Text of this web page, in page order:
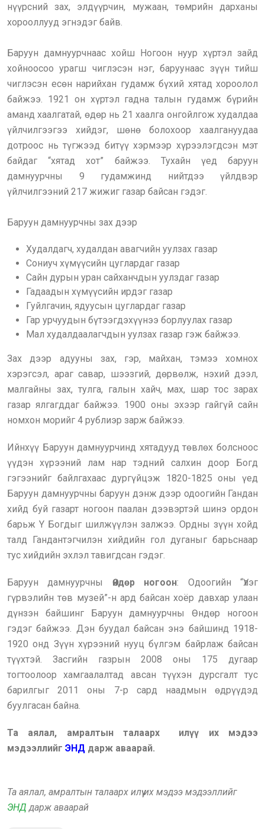
нүүрсний зах, элдүүрчин, мужаан, төмрийн дарханы
хорооллууд эгнэдэг байв.
Баруун дамнуурчнаас хойш Ногоон нуур хүртэл зайд
хойноосоо урагш чиглэсэн нэг, баруунаас зүүн тийш
чиглэсэн есөн нарийхан гудамж бүхий хятад хороолол
байжээ. 1921 он хүртэл гадна талын гудамж бүрийн
аманд хаалгатай, өдөр нь 21 хаалга онгойлгож худалдаа
үйлчилгээгээ хийдэг, шөнө болохоор хаалгануудаа
дотроос нь түгжээд битүү хэрмээр хүрээлэгдсэн мэт
байдаг “хятад хот” байжээ. Тухайн үед баруун
дамнуурчны 9 гудамжинд нийтдээ үйлдвэр
үйлчилгээний 217 жижиг газар байсан гэдэг.
Баруун дамнуурчны зах дээр
Худалдагч, худалдан авагчийн уулзах газар
Сониуч хүмүүсийн цуглардаг газар
Сайн дурын уран сайханчдын уулздаг газар
Гадаадын хүмүүсийн ирдэг газар
Гуйлгачин, ядуусын цуглардаг газар
Гар урчуудын бүтээгдэхүүнээ борлуулах газар
Мал худалдаалагчдын уулзах газар гэж байжээ.
Зах дээр адууны зах, гэр, майхан, тэмээ хомнох
хэрэгсэл, араг савар, шээзгий, дөрвөлж, нэхий дээл,
малгайны зах, тулга, галын хайч, мах, шар тос зарах
газар ялгагддаг байжээ. 1900 оны эхээр гайгүй сайн
номхон морийг 4 рублиэр зарж байжээ.
Ийнхүү Баруун дамнуурчинд хятадууд төвлөх болсноос
үүдэн хүрээний лам нар тэдний салхин доор Богд
гэгээнийг байлгахаас дургүйцэж 1820-1825 оны үед
Баруун дамнуурчны баруун дэнж дээр одоогийн Гандан
хийд буй газарт ногоон паалан дээвэртэй шинэ ордон
барьж Y Богдыг шилжүүлэн залжээ. Ордны зүүн хойд
талд Гандантэгчилэн хийдийн гол дуганыг барьснаар
тус хийдийн эхлэл тавигдсан гэдэг.
Баруун дамнуурчны Өндөр ногоон: Одоогийн “Үлэг
гүрвэлийн төв музей”-н ард байсан хоёр давхар улаан
дүнзэн байшинг Баруун дамнуурчны Өндөр ногоон
гэдэг байжээ. Дэн буудал байсан энэ байшинд 1918-
1920 онд Зүүн хүрээний нууц бүлгэм байрлаж байсан
түүхтэй. Засгийн газрын 2008 оны 175 дугаар
тогтоолоор хамгаалалтад авсан түүхэн дурсгалт тус
барилгыг 2011 оны 7-р сард наадмын өдрүүдэд
буулгасан байна.
Та аялал, амралтын талаарх илүү их мэдээ
мэдээллийг ЭНД дарж аваарай.
Та аялал, амралтын талаарх илүү их мэдээ мэдээллийг
ЭНД дарж аваарай